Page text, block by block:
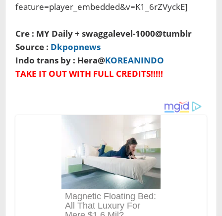
feature=player_embedded&v=K1_6rZVyckE]
Cre : MY Daily + swaggalevel-1000@tumblr
Source : Dkpopnews
Indo trans by : Hera@KOREANINDO
TAKE IT OUT WITH FULL CREDITS!!!!!